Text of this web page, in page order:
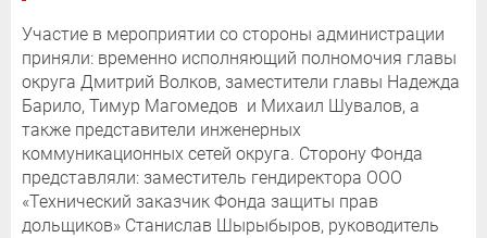
Участие в мероприятии со стороны администрации
приняли: временно исполняющий полномочия главы
округа Дмитрий Волков, заместители главы Надежда
Барило, Тимур Магомедов и Михаил Шувалов, а
также представители инженерных
коммуникационных сетей округа. Сторону Фонда
представляли: заместитель гендиректора ООО
«Технический заказчик Фонда защиты прав
дольщиков» Станислав Шырыбыров, руководитель